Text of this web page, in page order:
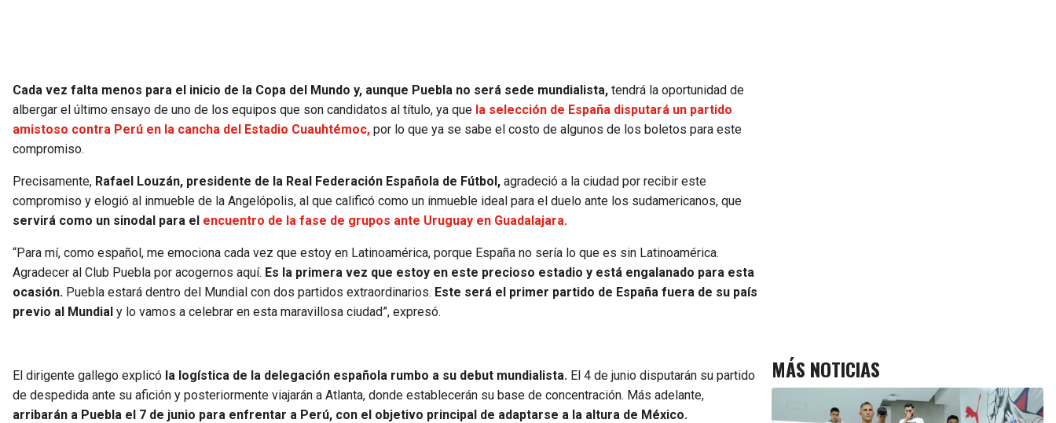
Cada vez falta menos para el inicio de la Copa del Mundo y, aunque Puebla no será sede mundialista, tendrá la oportunidad de
albergar el último ensayo de uno de los equipos que son candidatos al título, ya que la selección de España disputará un partido
amistoso contra Perú en la cancha del Estadio Cuauhtémoc, por lo que ya se sabe el costo de algunos de los boletos para este
compromiso.
Precisamente, Rafael Louzán, presidente de la Real Federación Española de Fútbol, agradeció a la ciudad por recibir este
compromiso y elogió al inmueble de la Angelópolis, al que calificó como un inmueble ideal para el duelo ante los sudamericanos, que
servirá como un sinodal para el encuentro de la fase de grupos ante Uruguay en Guadalajara.
“Para mí, como español, me emociona cada vez que estoy en Latinoamérica, porque España no sería lo que es sin Latinoamérica.
Agradecer al Club Puebla por acogernos aquí. Es la primera vez que estoy en este precioso estadio y está engalanado para esta
ocasión. Puebla estará dentro del Mundial con dos partidos extraordinarios. Este será el primer partido de España fuera de su país
previo al Mundial y lo vamos a celebrar en esta maravillosa ciudad”, expresó.
El dirigente gallego explicó la logística de la delegación española rumbo a su debut mundialista. El 4 de junio disputarán su partido
de despedida ante su afición y posteriormente viajarán a Atlanta, donde establecerán su base de concentración. Más adelante,
arribarán a Puebla el 7 de junio para enfrentar a Perú, con el objetivo principal de adaptarse a la altura de México.
MÁS NOTICIAS